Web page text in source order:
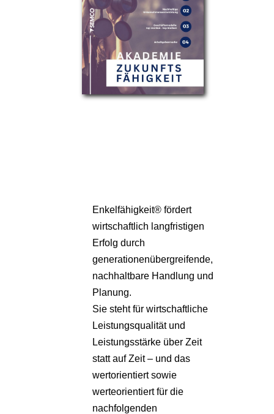
Partner
Über uns
Enkelfähigkeit® fördert
wirtschaftlich langfristigen
Erfolg durch
generationenübergreifende,
nachhaltbare Handlung und
Planung.
Sie steht für wirtschaftliche
Leistungsqualität und
Leistungsstärke über Zeit
statt auf Zeit – und das
wertorientiert sowie
werteorientiert für die
nachfolgenden